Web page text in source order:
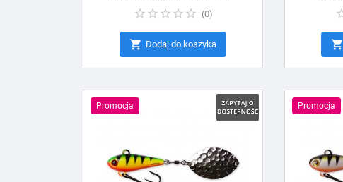
(0)
 Dodaj do koszyka 
Promocja Promocja